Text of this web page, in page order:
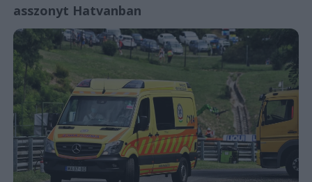
asszonyt Hatvanban